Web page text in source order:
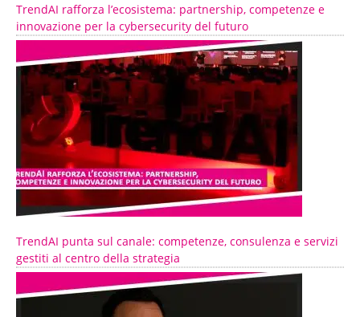
TrendAI rafforza l’ecosistema: partnership, competenze e
innovazione per la cybersecurity del futuro
TrendAI punta sul canale: competenze, consulenza e servizi
gestiti al centro della strategia